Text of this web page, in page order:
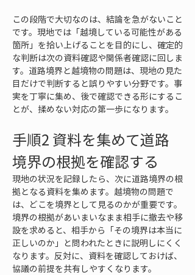
この段階で大切なのは、結論を急がないこと
です。現地では「越境している可能性がある
箇所」を拾い上げることを目的にし、確定的
な判断は次の資料確認や関係者確認に回しま
す。道路境界と越境物の問題は、現地の見た
目だけで判断すると誤りやすい分野です。事
実を丁寧に集め、後で確認できる形にするこ
とが、揉めない対応の第一歩になります。
手順2 資料を集めて道路
境界の根拠を確認する
現地の状況を記録したら、次に道路境界の根
拠となる資料を集めます。越境物の問題で
は、どこを境界として見るのかが重要です。
境界の根拠があいまいなまま相手に撤去や移
設を求めると、相手から「その境界は本当に
正しいのか」と問われたときに説明しにくく
なります。反対に、資料を確認しておけば、
協議の前提を共有しやすくなります。